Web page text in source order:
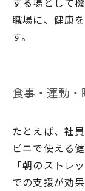
職場に、健康
す。
食事・運動
たとえば、社
ビニで使える
「朝のストレ
での支援が効